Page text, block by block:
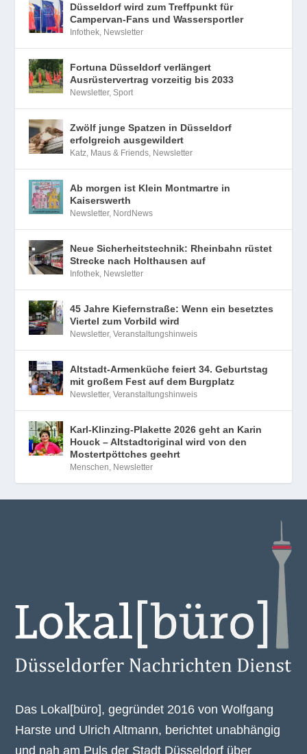
Düsseldorf wird zum Treffpunkt für
Campervan-Fans und Wassersportler
Infothek Newsletter
Fortuna Düsseldorf verlängert
Ausrüstervertrag vorzeitig bis 2033
Newsletter,Sport
Zwölf junge Spatzen in Düsseldorf
erfolgreich ausgewildert
Katz, Maus & Friends Newsletter
Ab morgen ist Klein Montmartre in
Kaiserswerth
Newsletter, NordNews
Neue Sicherheitstechnik: Rheinbahn rüstet
Strecke nach Holthausen auf
Infothek Newsletter
45 Jahre Kiefernstraße: Wenn ein besetztes
Viertel zum Vorbild wird
Newsletter,Veranstaltungshinweis
Altstadt-Armenküche feiert 34. Geburtstag
mit großem Fest auf dem Burgplatz
Newsletter,Veranstaltungshinweis
Karl-Klinzing-Plakette 2026 geht an Karin
Houck – Altstadtoriginal wird von den
Mostertpöttches geehrt
Menschen Newsletter
Das Lokal[büro], gegründet 2016 von Wolfgang
Harste und Ulrich Altmann, berichtet unabhängig
und nah am Puls der Stadt Düsseldorf über